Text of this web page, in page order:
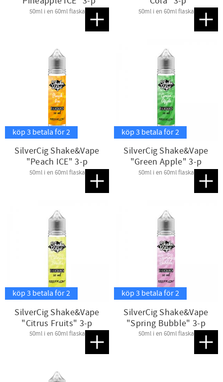
50ml i en 60ml flaska
Lägg till i favoriter
50ml i en 60ml flaska
köp 3 betala för 2
SilverCig Shake&Vape
"Peach ICE" 3-p
50ml i en 60ml flaska
Lägg till i favoriter
köp 3 betala för 2
SilverCig Shake&Vape
"Green Apple" 3-p
50ml i en 60ml flaska
köp 3 betala för 2
SilverCig Shake&Vape
"Citrus Fruits" 3-p
50ml i en 60ml flaska
Lägg till i favoriter
köp 3 betala för 2
SilverCig Shake&Vape
"Spring Bubble" 3-p
50ml i en 60ml flaska